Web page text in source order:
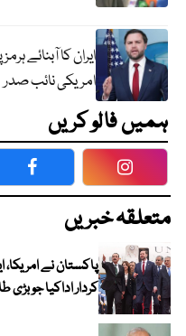
ایران کا آبنائے
امریکی نائب صدر
ہمیں فالو کریں
Facebook
متعلقہ خبریں
پاکستان نے امریکا،
کردار اداکیا جو